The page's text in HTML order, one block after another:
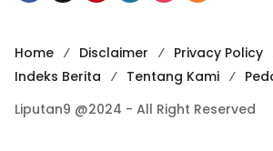
Home Disclaimer Privacy Policy
Indeks Berita
Tentang Kami
Liputan9 @2024 - All Right Reserved